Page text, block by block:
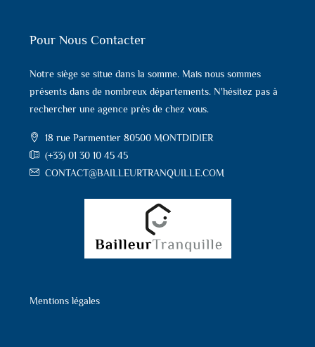
Pour Nous Contacter
Notre siège se situe dans la somme. Mais nous sommes
présents dans de nombreux départements. N'hésitez pas à
rechercher une agence près de chez vous.
18 rue Parmentier 80500 MONTDIDIER
(+33) 01 30 10 45 45
CONTACT@BAILLEURTRANQUILLE.COM
Mentions légales